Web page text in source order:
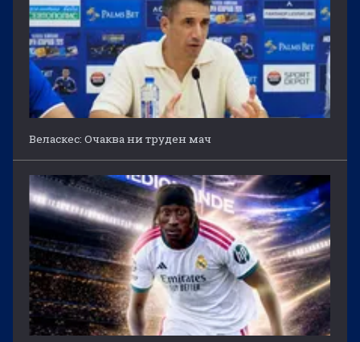
Веласкес: Очаква ни труден мач